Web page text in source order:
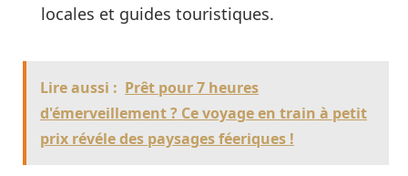
locales et guides touristiques.
Lire aussi : Prêt pour 7 heures
d'émerveillement ? Ce voyage en train à petit
prix révéle des paysages féeriques !